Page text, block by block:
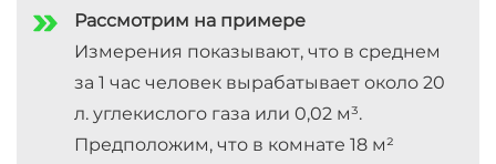
Рассмотрим на примере
Измерения показывают, что в среднем
за 1 час человек вырабатывает около 20
л. углекислого газа или 0,02 м³.
Предположим, что в комнате 18 м²